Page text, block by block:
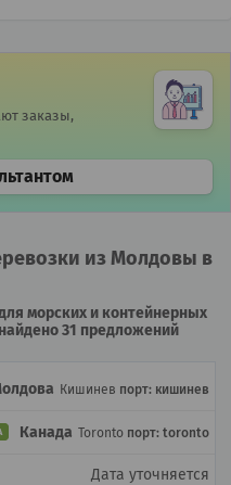
заказы,
из Молдовы в
морских и контейнерных
31 предложений
Кишинев порт: кишинев
Канада Toronto порт: toronto
Дата уточняется